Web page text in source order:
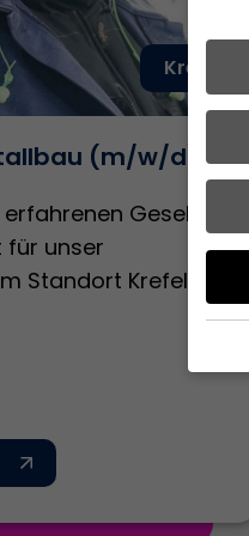
Krefeld
(m/w/d)
Gesellen
für unser
Standort Krefeld.
(z. B.